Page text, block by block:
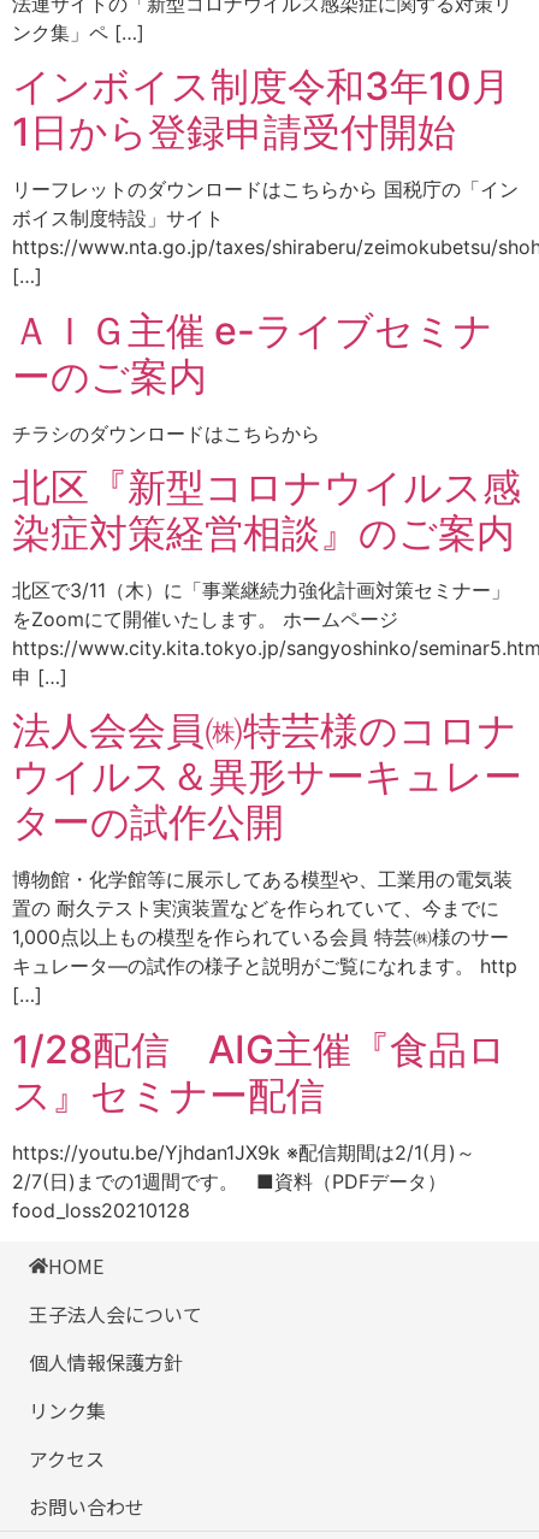
ンク集」ペ […]
インボイス制度令和3年10月
1日から登録申請受付開始
リーフレットのダウンロードはこちらから 国税庁の「イン
ボイス制度特設」サイト
https://www.nta.go.jp/taxes/shiraberu/zeimokubetsu/
[…]
ＡＩＧ主催 e-ライブセミナ
ーのご案内
チラシのダウンロードはこちらから
北区『新型コロナウイルス感
染症対策経営相談』のご案内
北区で3/11（木）に「事業継続力強化計画対策セミナー」
をZoomにて開催いたします。 ホームページ
https://www.city.kita.tokyo.jp/sangyoshinko/
申 […]
法人会会員㈱特芸様のコロナ
ウイルス＆異形サーキュレー
ターの試作公開
博物館・化学館等に展示してある模型や、工業用の電気装
置の 耐久テスト実演装置などを作られていて、今までに
1,000点以上もの模型を作られている会員 特芸㈱様のサー
キュレータ―の試作の様子と説明がご覧になれます。 http
[…]
1/28配信 AIG主催『食品ロ
ス』セミナー配信
https://youtu.be/Yjhdan1JX9k ※配信期間は2/1(月)～
2/7(日)までの1週間です。 ■資料（PDFデータ）
food_loss20210128
HOME
王子法人会について
個人情報保護方針
リンク集
アクセス
お問い合わせ